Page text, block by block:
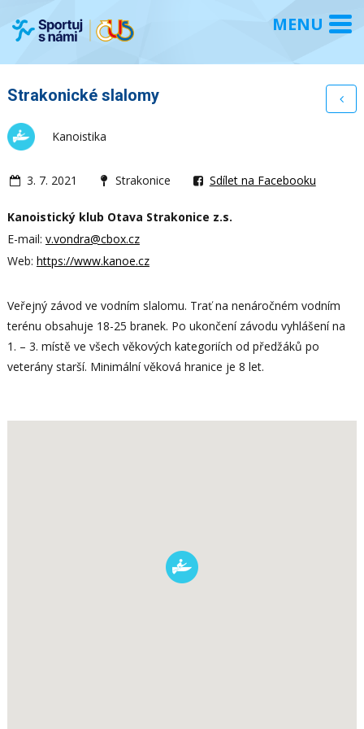
Strakonické slalomy
Kanoistika
3. 7. 2021 Strakonice Sdílet na Facebooku
Kanoistický klub Otava Strakonice z.s.
E-mail: v.vondra@cbox.cz
Web: https://www.kanoe.cz
Veřejný závod ve vodním slalomu. Trať na nenáročném vodním
terénu obsahuje 18-25 branek. Po ukončení závodu vyhlášení na
1. – 3. místě ve všech věkových kategoriích od předžáků po
veterány starší. Minimální věková hranice je 8 let.